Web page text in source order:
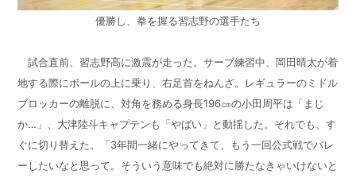
優勝し、拳を握る習志野の選手たち
試合直前、習志野高に激震が走った。サーブ練習中、岡田晴太が着
地する際にボールの上に乗り、右足首をねんざ。レギュラーのミドル
ブロッカーの離脱に、対角を務める身長196㎝の小田周平は「まじ
か…」、大津陸斗キャプテンも「やばい」と動揺した。それでも、す
ぐに切り替えた。「3年間一緒にやってきて、もう一回公式戦でバレ
ーしたいなと思って。そういう意味でも絶対に勝たなきゃいけないと